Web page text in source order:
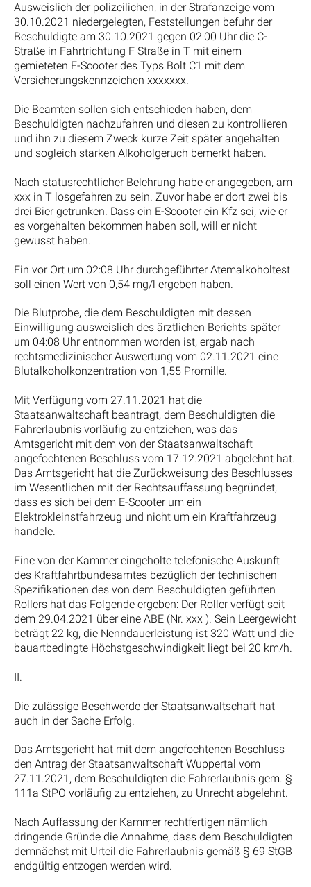
Ausweislich der polizeilichen, in der Strafanzeige vom
30.10.2021 niedergelegten, Feststellungen befuhr der
Beschuldigte am 30.10.2021 gegen 02:00 Uhr die C-
Straße in Fahrtrichtung F Straße in T mit einem
gemieteten E-Scooter des Typs Bolt C1 mit dem
Versicherungskennzeichen xxxxxxx.
Die Beamten sollen sich entschieden haben, dem
Beschuldigten nachzufahren und diesen zu kontrollieren
und ihn zu diesem Zweck kurze Zeit später angehalten
und sogleich starken Alkoholgeruch bemerkt haben.
Nach statusrechtlicher Belehrung habe er angegeben, am
xxx in T losgefahren zu sein. Zuvor habe er dort zwei bis
drei Bier getrunken. Dass ein E-Scooter ein Kfz sei, wie er
es vorgehalten bekommen haben soll, will er nicht
gewusst haben.
Ein vor Ort um 02:08 Uhr durchgeführter Atemalkoholtest
soll einen Wert von 0,54 mg/l ergeben haben.
Die Blutprobe, die dem Beschuldigten mit dessen
Einwilligung ausweislich des ärztlichen Berichts später
um 04:08 Uhr entnommen worden ist, ergab nach
rechtsmedizinischer Auswertung vom 02.11.2021 eine
Blutalkoholkonzentration von 1,55 Promille.
Mit Verfügung vom 27.11.2021 hat die
Staatsanwaltschaft beantragt, dem Beschuldigten die
Fahrerlaubnis vorläufig zu entziehen, was das
Amtsgericht mit dem von der Staatsanwaltschaft
angefochtenen Beschluss vom 17.12.2021 abgelehnt hat.
Das Amtsgericht hat die Zurückweisung des Beschlusses
im Wesentlichen mit der Rechtsauffassung begründet,
dass es sich bei dem E-Scooter um ein
Elektrokleinstfahrzeug und nicht um ein Kraftfahrzeug
handele.
Eine von der Kammer eingeholte telefonische Auskunft
des Kraftfahrtbundesamtes bezüglich der technischen
Spezifikationen des von dem Beschuldigten geführten
Rollers hat das Folgende ergeben: Der Roller verfügt seit
dem 29.04.2021 über eine ABE (Nr. xxx ). Sein Leergewicht
beträgt 22 kg, die Nenndauerleistung ist 320 Watt und die
bauartbedingte Höchstgeschwindigkeit liegt bei 20 km/h.
II.
Die zulässige Beschwerde der Staatsanwaltschaft hat
auch in der Sache Erfolg.
Das Amtsgericht hat mit dem angefochtenen Beschluss
den Antrag der Staatsanwaltschaft Wuppertal vom
27.11.2021, dem Beschuldigten die Fahrerlaubnis gem. §
111a StPO vorläufig zu entziehen, zu Unrecht abgelehnt.
Nach Auffassung der Kammer rechtfertigen nämlich
dringende Gründe die Annahme, dass dem Beschuldigten
demnächst mit Urteil die Fahrerlaubnis gemäß § 69 StGB
endgültig entzogen werden wird.